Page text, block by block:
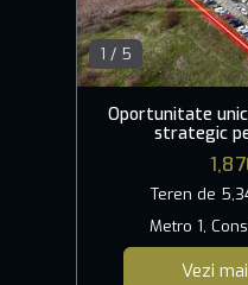
1 / 5
Oportunitate
strategic
Teren de
Metro 1,
Vezi